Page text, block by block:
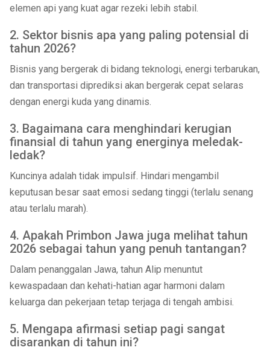
elemen api yang kuat agar rezeki lebih stabil.
2. Sektor bisnis apa yang paling potensial di
tahun 2026?
Bisnis yang bergerak di bidang teknologi, energi terbarukan,
dan transportasi diprediksi akan bergerak cepat selaras
dengan energi kuda yang dinamis.
3. Bagaimana cara menghindari kerugian
finansial di tahun yang energinya meledak-
ledak?
Kuncinya adalah tidak impulsif. Hindari mengambil
keputusan besar saat emosi sedang tinggi (terlalu senang
atau terlalu marah).
4. Apakah Primbon Jawa juga melihat tahun
2026 sebagai tahun yang penuh tantangan?
Dalam penanggalan Jawa, tahun Alip menuntut
kewaspadaan dan kehati-hatian agar harmoni dalam
keluarga dan pekerjaan tetap terjaga di tengah ambisi.
5. Mengapa afirmasi setiap pagi sangat
disarankan di tahun ini?